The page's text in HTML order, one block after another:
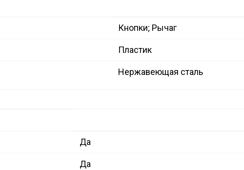
Кнопки; Рычаг
Пластик
Нержавеющая сталь
Да
Да